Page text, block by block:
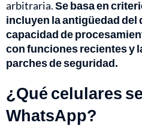
arbitraria.Se basa en
incluyen la antigüedad
capacidad de
con funciones recientes y
parches de seguridad.
¿Qué celulares
WhatsApp?